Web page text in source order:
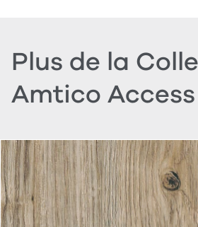
Plus de la
Amtico Access